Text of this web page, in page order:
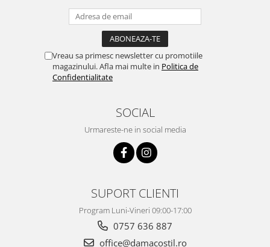
Vreau sa primesc newsletter cu promotiile
magazinului. Afla mai multe in Politica de
Confidentialitate
SOCIAL
Urmareste-ne in social media
SUPORT CLIENTI
Program Luni-Vineri 09:00-17:00
0757 636 887
office@damacostil.ro